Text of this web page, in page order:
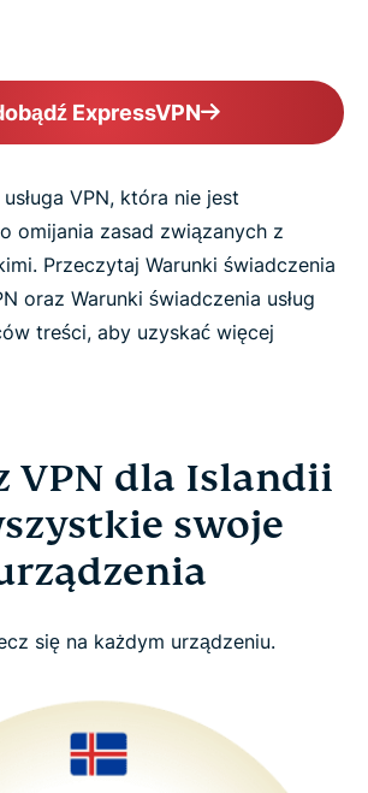
ExpressVPN
VPN, która nie jest
omijania zasad związanych z
Przeczytaj Warunki świadczenia
oraz Warunki świadczenia usług
treści, aby uzyskać więcej
VPN dla Islandii
swoje
się na każdym urządzeniu.